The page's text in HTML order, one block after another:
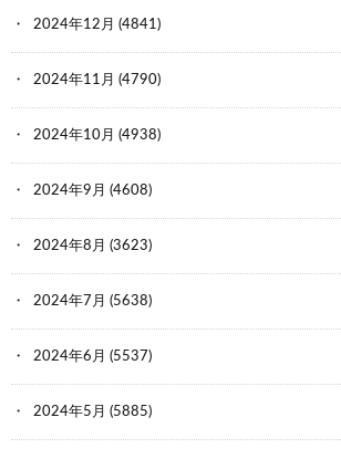
2024年12月 (4841)
2024年11月 (4790)
2024年10月 (4938)
2024年9月 (4608)
2024年8月 (3623)
2024年7月 (5638)
2024年6月 (5537)
2024年5月 (5885)